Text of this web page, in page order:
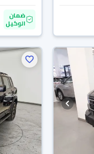
ضمان
الوكيل